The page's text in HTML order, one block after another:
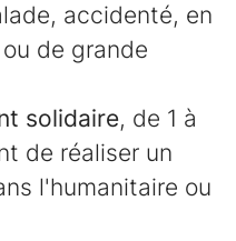
accidenté, en
de grande
solidaire, de 1 à
de réaliser un
l'humanitaire ou